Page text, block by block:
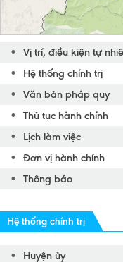
Vị trí, điều kiện tự
Hệ thống chính trị
Văn bản pháp quy
Thủ tục hành chính
Lịch làm việc
Đơn vị hành chính
Thông báo
Hệ thống chính trị
Huyện ủy